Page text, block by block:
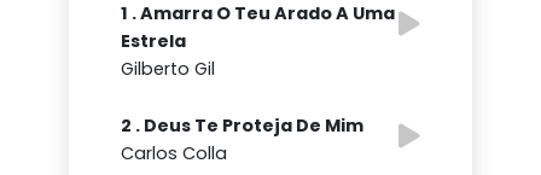
1 . Amarra O Teu Arado A Uma
Estrela
Gilberto Gil
2 . Deus Te Proteja De Mim
Carlos Colla